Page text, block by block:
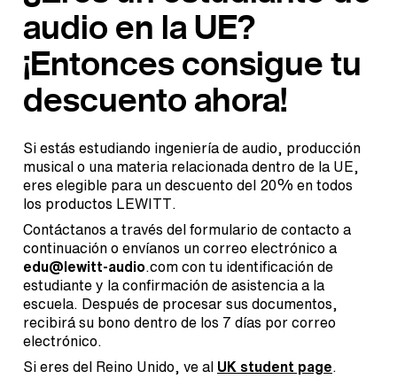
audio en la UE?
¡Entonces consigue tu
descuento ahora!
Si estás estudiando ingeniería de audio, producción
musical o una materia relacionada dentro de la UE,
eres elegible para un descuento del 20% en todos
los productos LEWITT.
Contáctanos a través del formulario de contacto a
continuación o envíanos un correo electrónico a
edu@lewitt-audio.com con tu identificación de
estudiante y la confirmación de asistencia a la
escuela. Después de procesar sus documentos,
recibirá su bono dentro de los 7 días por correo
electrónico.
Si eres del Reino Unido, ve al UK student page.